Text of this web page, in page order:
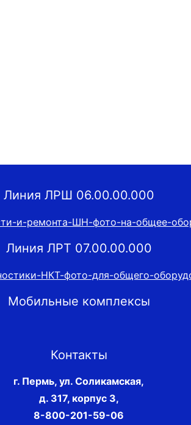
Линия ЛРШ 06.00.00.000
Линия ЛРТ 07.00.00.000
Мобильные комплексы
Контакты
г. Пермь, ул. Соликамская,
д. 317, корпус 3,
8-800-201-59-06